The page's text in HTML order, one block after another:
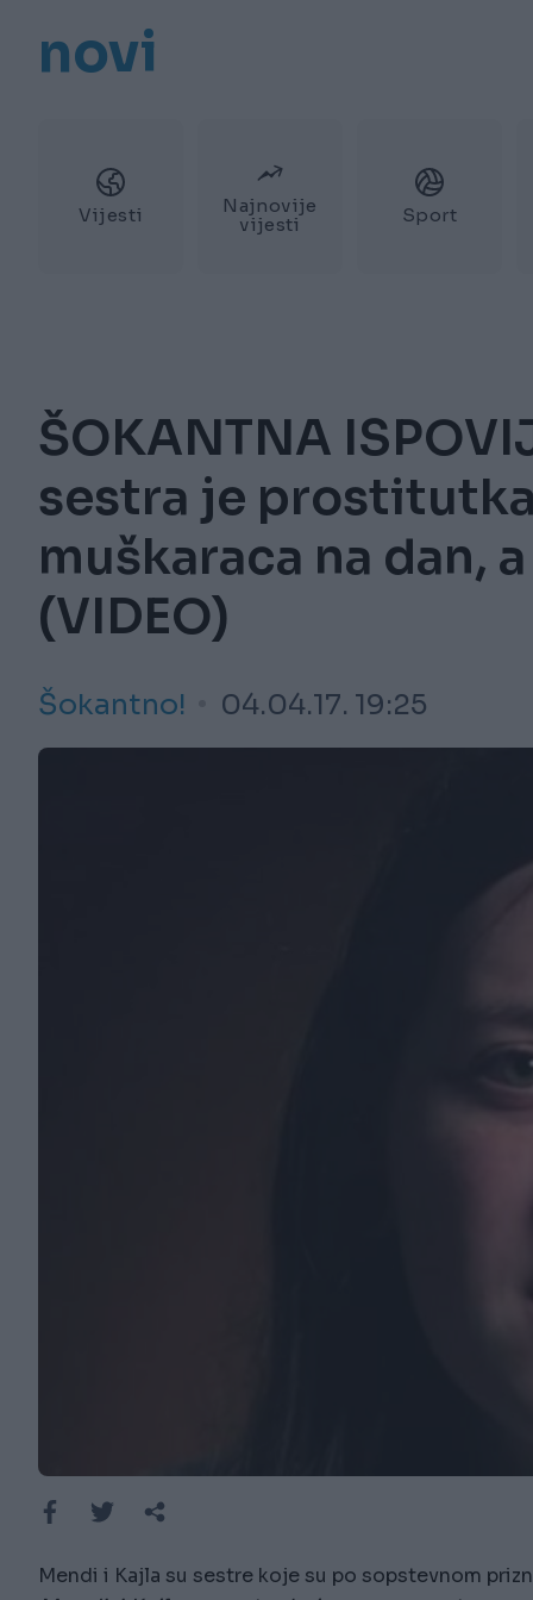
novi
Vijesti
Najnovije
vijesti
Sport
ŠOKANTNA
sestra je
muškaraca na dan,
(VIDEO)
Šokantno! 04.04.17. 19:25
Mendi i Kajla su sestre koje su po sopstevnom